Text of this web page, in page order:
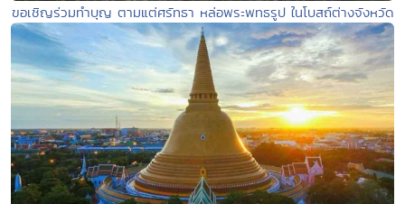
ขอเชิญร่วมทำบุญ ตามแต่ศรัทธา หล่อพระพทธรูป ในโบสถ์ต่างจังหวัด